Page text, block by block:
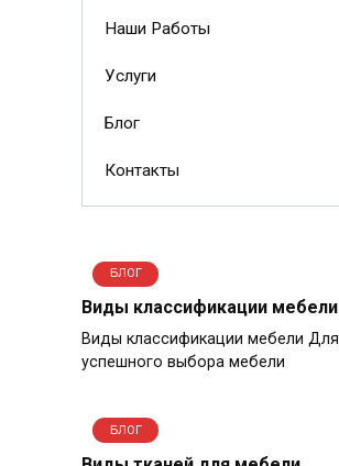
Наши Работы
Услуги
Блог
Контакты
БЛОГ
Виды классификации мебели
Виды классификации мебели Для
успешного выбора мебели
БЛОГ